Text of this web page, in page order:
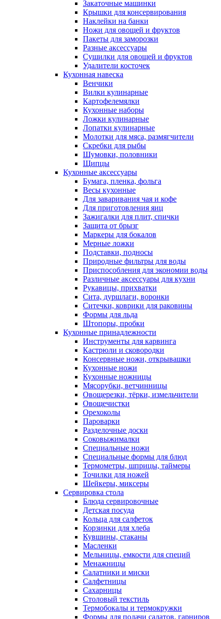
Закаточные машинки
Крышки для консервирования
Наклейки на банки
Ножи для овощей и фруктов
Пакеты для заморозки
Разные аксессуары
Сушилки для овощей и фруктов
Удалители косточек
Кухонная навеска
Венчики
Вилки кулинарные
Картофелемялки
Кухонные наборы
Ложки кулинарные
Лопатки кулинарные
Молотки для мяса, размягчители
Скребки для рыбы
Шумовки, половники
Щипцы
Кухонные аксессуары
Бумага, пленка, фольга
Весы кухонные
Для заваривания чая и кофе
Для приготовления яиц
Зажигалки для плит, спички
Защита от брызг
Маркеры для бокалов
Мерные ложки
Подставки, подносы
Природные фильтры для воды
Приспособления для экономии воды
Различные аксессуары для кухни
Рукавицы, прихватки
Сита, дуршлаги, воронки
Ситечки, коврики для раковины
Формы для льда
Штопоры, пробки
Кухонные принадлежности
Инструменты для карвинга
Кастрюли и сковородки
Консервные ножи, открывашки
Кухонные ножи
Кухонные ножницы
Мясорубки, ветчинницы
Овощерезки, тёрки, измельчители
Овощечистки
Орехоколы
Пароварки
Разделочные доски
Соковыжималки
Специальные ножи
Специальные формы для блюд
Термометры, шприцы, таймеры
Точилки для ножей
Шейкеры, миксеры
Сервировка стола
Блюда сервировочные
Детская посуда
Кольца для салфеток
Корзинки для хлеба
Кувшины, стаканы
Масленки
Мельницы, емкости для специй
Менажницы
Салатники и миски
Салфетницы
Сахарницы
Столовый текстиль
Термобокалы и термокружки
Формы для подачи салатов, гарниров